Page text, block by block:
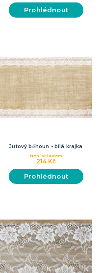
Prohlédnout
Jutový běhoun - bílá krajka
214 Kč
Není skladem
Prohlédnout